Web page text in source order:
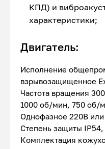
КПД) и
характеристики;
Двигатель:
Исполнение
взрывозащищенное
Частота вращения
1000 об/мин, 750 об/
Однофазное 220В
Степень защиты IP54,
Комплектация